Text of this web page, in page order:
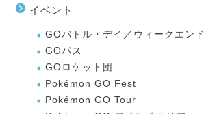
イベント
GOバトル・デイ／ウィークエンド
GOパス
GOロケット団
Pokémon GO Fest
Pokémon GO Tour